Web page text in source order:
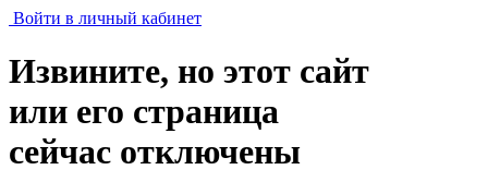
Войти в личный кабинет
Извините, но этот сайт
или его страница
сейчас отключены